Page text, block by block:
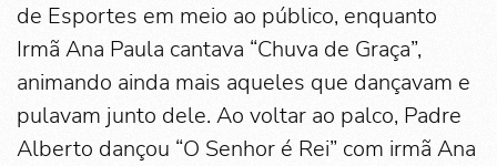
de Esportes em meio ao público, enquanto
Irmã Ana Paula cantava “Chuva de Graça”,
animando ainda mais aqueles que dançavam e
pulavam junto dele. Ao voltar ao palco, Padre
Alberto dançou “O Senhor é Rei” com irmã Ana